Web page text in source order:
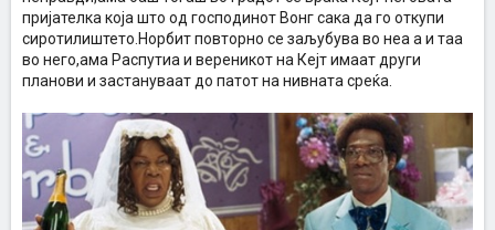
пријателка која што од господинот Вонг сака да го откупи
сиротилиштето.Норбит повторно се заљубува во неа а и таа
во него,ама Распутиа и вереникот на Кејт имаат други
планови и застануваат до патот на нивната среќа.